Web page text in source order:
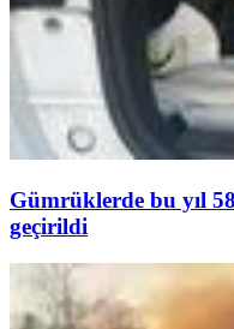
Gümrüklerde bu yıl
geçirildi